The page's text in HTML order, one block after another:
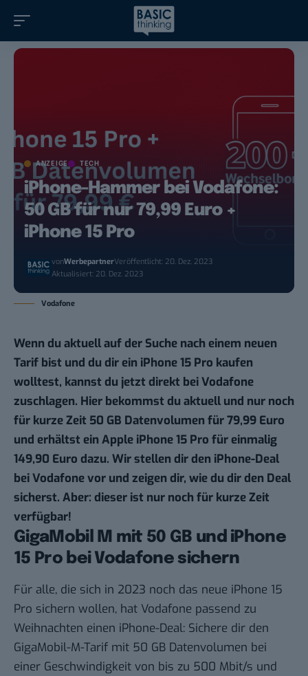
ANZEIGE TECH
iPhone-Hammer bei Vodafone:
50 GB für nur 79,99 Euro +
iPhone 15 Pro
vonWerbepartnerVeröffentlicht: 20. Dez. 2023
Aktualisiert: 20. Dez. 2023
Vodafone
Wenn du aktuell auf der Suche nach einem neuen
Tarif bist und du dir ein iPhone 15 Pro kaufen
wolltest, kannst du jetzt direkt bei Vodafone
zuschlagen. Hier bekommst du aktuell und nur noch
für kurze Zeit 50 GB Datenvolumen für 79,99 Euro
und erhältst ein Apple iPhone 15 Pro für einmalig
149,90 Euro dazu. Wir stellen dir den iPhone-Deal
bei Vodafone vor und zeigen dir, wie du dir den Deal
sicherst. Aber: dieser ist nur noch für kurze Zeit
verfügbar!
GigaMobil M mit 50 GB und iPhone
15 Pro bei Vodafone sichern
Für alle, die sich in 2023 noch das neue iPhone 15
Pro sichern wollen, hat Vodafone passend zu
Weihnachten einen iPhone-Deal: Sichere dir den
GigaMobil-M-Tarif mit 50 GB Datenvolumen bei
einer Geschwindigkeit von bis zu 500 Mbit/s und